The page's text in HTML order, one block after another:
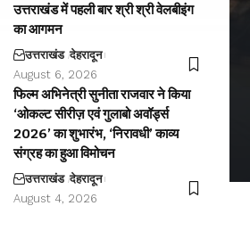
उत्तराखंड में पहली बार श्री श्री वेलबीइंग
का आगमन
उत्तराखंड देहरादून
August 6, 2026
फिल्म अभिनेत्री सुनीता राजवार ने किया
‘ओकल्ट सीरीज़ एवं गुलाबो अवॉर्ड्स
2026’ का शुभारंभ, ‘निरावधी’ काव्य
संग्रह का हुआ विमोचन
उत्तराखंड देहरादून
August 4, 2026